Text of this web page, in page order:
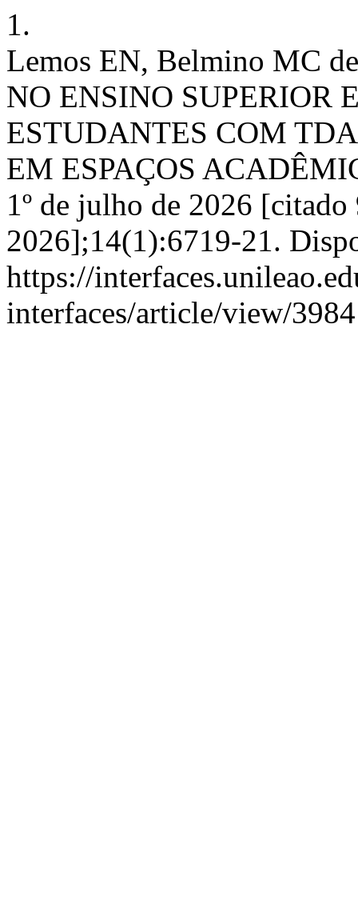
1.
Lemos EN, Belmino MC
NO ENSINO SUPERIOR
ESTUDANTES COM
EM ESPAÇOS
1º de julho de 2026 [citado
2026];14(1):6719-21.
https://
interfaces/article/view/3984